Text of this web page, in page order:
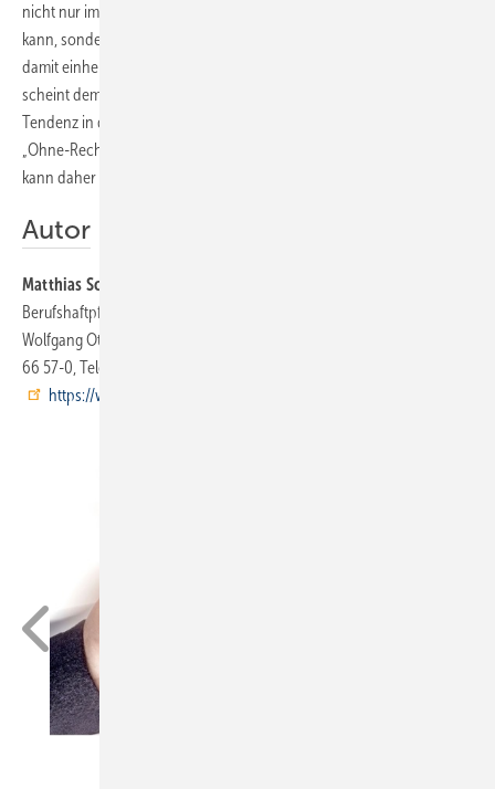
nicht nur im Rahmen von Sanktionen des Steuerrechts erzielt werden
kann, sondern auch auf zivilrechtlicher Ebene erfolgen muss. Die
damit einhergehende Kritik an der bisherigen BGH- Rechtsprechung
scheint dem ein oder anderen vielleicht zu weit zu gehen. Eine
Tendenz in der Rechtsprechung ist jedoch ersichtlich, schärfer gegen
„Ohne-Rechnungsabreden“ (Schwarzarbeit) vorzugehen. Der Rat
kann daher nur lauten – Finger weg von Schwarzarbeit.
Autor
Matthias Scheible
Berufshaftpflichtversicherung für Architekten/Beratende Inge­nieure
Wolfgang Ott, Freies Versicherungsbüro in Stuttgart, Telefon (0711) 89
66 57-0, Telefax (07 11) 89 66 57-10,
https://www.artus-gruppe.com/